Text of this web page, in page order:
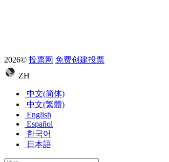
2026© 投票网 免费创建投票
ZH
中文(简体)
中文(繁體)
English
Español
한국어
日本語